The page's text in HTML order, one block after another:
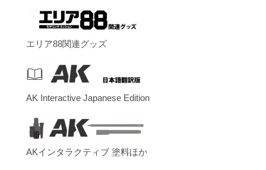
エリア88関連グッズ
AK Interactive Japanese Edition
AKインタラクティブ 塗料ほか